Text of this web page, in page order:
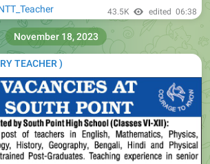
TEACHER )
November 18, 2023